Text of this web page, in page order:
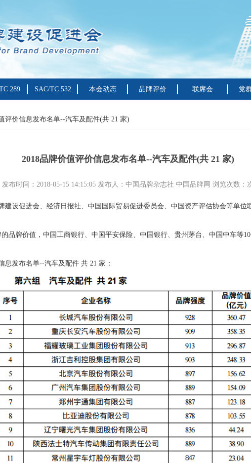
289 SAC/TC 532 本会动态 品牌评价 联席会 党
评价信息发布名单--汽车及配件(共 21 家)
2018品牌价值评价信息发布名单--汽车及配件(共 21 家)
发布时间：2018-05-15 14:15:05 发布人：中国品牌杂志社 中国品牌网 浏览次数：
设促进会、经济日报社、中国国际贸易促进委员会、中国资产评估协会等单位
牌价值，中国工商银行、中国平安保险、中国银行、贵州茅台、中国中车等
发布名单--汽车及配件 共 21 家：